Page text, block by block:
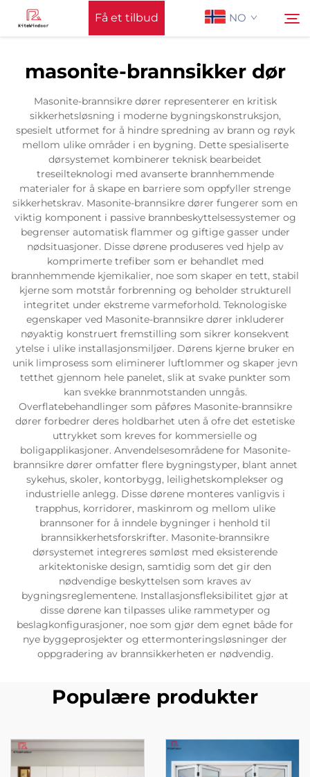
Få et tilbud NO
Støtte
Produkter
Anvendelse
Nyheter
Kontakt Oss
Søk
masonite-brannsikker dør
Masonite-brannsikre dører representerer en kritisk
sikkerhetsløsning i moderne bygningskonstruksjon,
spesielt utformet for å hindre spredning av brann og røyk
mellom ulike områder i en bygning. Dette spesialiserte
dørsystemet kombinerer teknisk bearbeidet
treseilteknologi med avanserte brannhemmende
materialer for å skape en barriere som oppfyller strenge
sikkerhetskrav. Masonite-brannsikre dører fungerer som en
viktig komponent i passive brannbeskyttelsessystemer og
begrenser automatisk flammer og giftige gasser under
nødsituasjoner. Disse dørene produseres ved hjelp av
komprimerte trefiber som er behandlet med
brannhemmende kjemikalier, noe som skaper en tett, stabil
kjerne som motstår forbrenning og beholder strukturell
integritet under ekstreme varmeforhold. Teknologiske
egenskaper ved Masonite-brannsikre dører inkluderer
nøyaktig konstruert fremstilling som sikrer konsekvent
ytelse i ulike installasjonsmiljøer. Dørens kjerne bruker en
unik limprosess som eliminerer luftlommer og skaper jevn
tetthet gjennom hele panelet, slik at svake punkter som
kan svekke brannmotstanden unngås.
Overflatebehandlinger som påføres Masonite-brannsikre
dører forbedrer deres holdbarhet uten å ofre det estetiske
uttrykket som kreves for kommersielle og
boligapplikasjoner. Anvendelsesområdene for Masonite-
brannsikre dører omfatter flere bygningstyper, blant annet
sykehus, skoler, kontorbygg, leilighetskomplekser og
industrielle anlegg. Disse dørene monteres vanligvis i
trapphus, korridorer, maskinrom og mellom ulike
brannsoner for å inndele bygninger i henhold til
brannsikkerhetsforskrifter. Masonite-brannsikre
dørsystemet integreres sømløst med eksisterende
arkitektoniske design, samtidig som det gir den
nødvendige beskyttelsen som kraves av
bygningsreglementene. Installasjonsfleksibilitet gjør at
disse dørene kan tilpasses ulike rammetyper og
beslagkonfigurasjoner, noe som gjør dem egnet både for
nye byggeprosjekter og ettermonteringsløsninger der
oppgradering av brannsikkerheten er nødvendig.
Populære produkter